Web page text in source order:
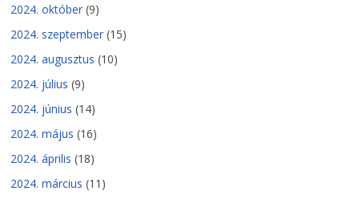
2024. október (9)
2024. szeptember (15)
2024. augusztus (10)
2024. július (9)
2024. június (14)
2024. május (16)
2024. április (18)
2024. március (11)